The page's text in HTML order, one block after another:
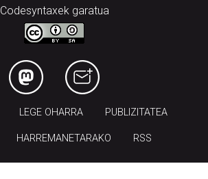
Codesyntaxek garatua
LEGE OHARRA PUBLIZITATEA
HARREMANETARAKO RSS